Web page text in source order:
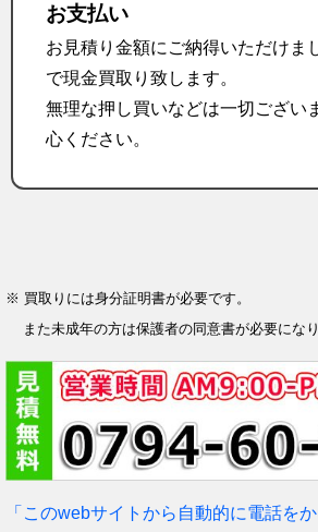
お支払い
お見積り金額にご納得いただけま
で現金買取り致します。
無理な押し買いなどは一切ござい
心ください。
※ 買取りには身分証明書が必要です。
また未成年の方は保護者の同意書が必要になり
「このwebサイトから自動的に電話を